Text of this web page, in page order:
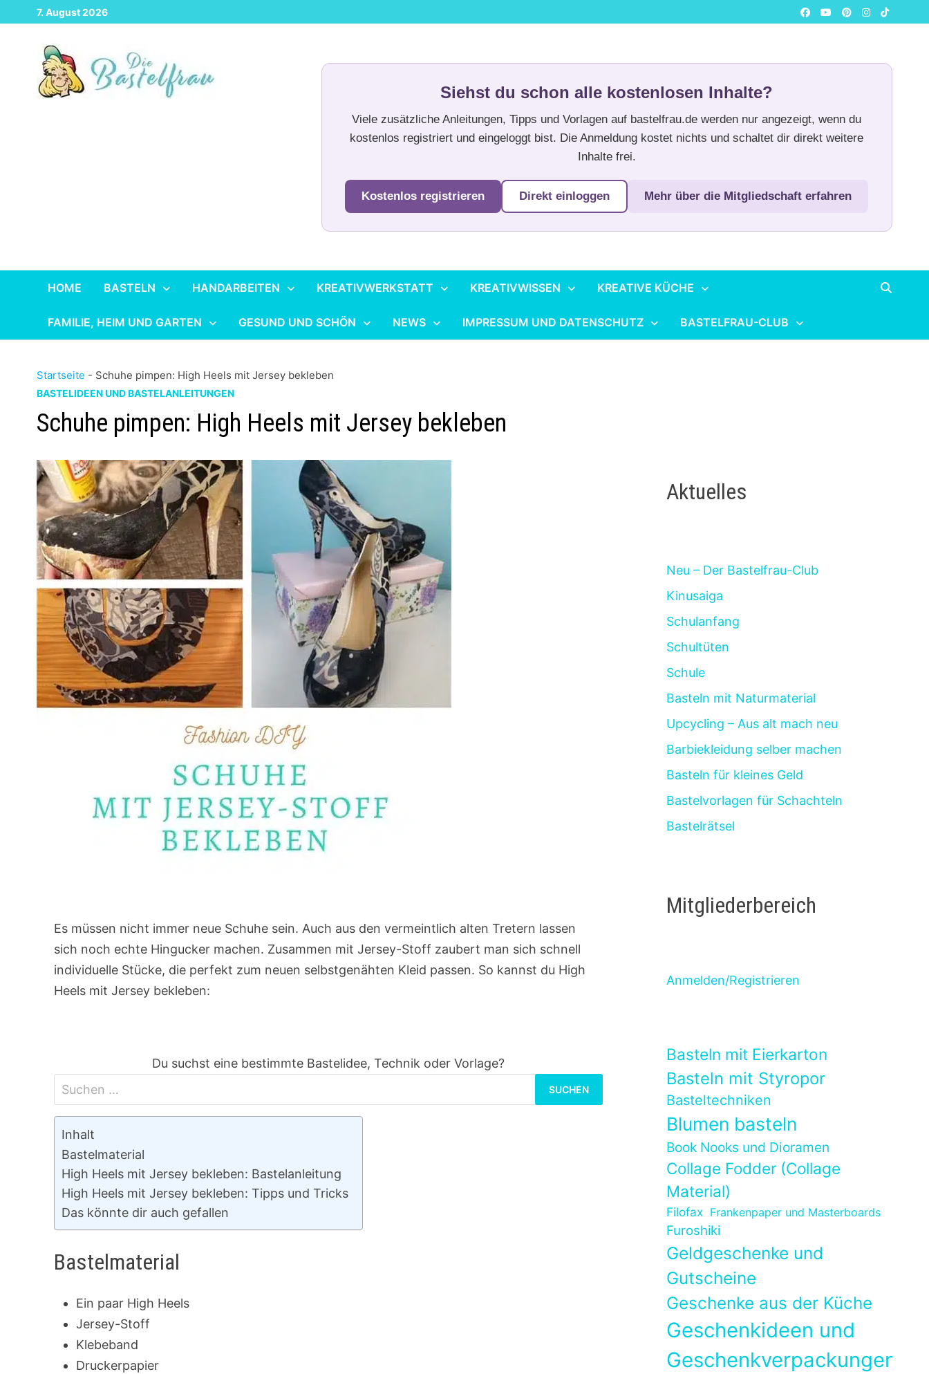
Zurück
zum
7. August 2026
Siehst du schon alle kostenlosen Inhalte?
Viele zusätzliche Anleitungen, Tipps und Vorlagen auf bastelfrau.de werden nur angezeigt, wenn du
kostenlos registriert und eingeloggt bist. Die Anmeldung kostet nichts und schaltet dir direkt weitere
Inhalte frei.
Kostenlos registrieren Direkt einloggen Mehr über die Mitgliedschaft erfahren
HOME BASTELN HANDARBEITEN KREATIVWERKSTATT KREATIVWISSEN KREATIVE KÜCHE
FAMILIE, HEIM UND GARTEN GESUND UND SCHÖN NEWS IMPRESSUM UND DATENSCHUTZ BASTELFRAU-CLUB
Startseite - Schuhe pimpen: High Heels mit Jersey bekleben
BASTELIDEEN UND BASTELANLEITUNGEN
Schuhe pimpen: High Heels mit Jersey bekleben
Es müssen nicht immer neue Schuhe sein. Auch aus den vermeintlich alten Tretern lassen
sich noch echte Hingucker machen. Zusammen mit Jersey-Stoff zaubert man sich schnell
individuelle Stücke, die perfekt zum neuen selbstgenähten Kleid passen. So kannst du High
Heels mit Jersey bekleben:
Du suchst eine bestimmte Bastelidee, Technik oder Vorlage?
nach:
Inhalt
Bastelmaterial
High Heels mit Jersey bekleben: Bastelanleitung
High Heels mit Jersey bekleben: Tipps und Tricks
Das könnte dir auch gefallen
Bastelmaterial
Ein paar High Heels
Jersey-Stoff
Klebeband
Druckerpapier
Aktuelles
Neu – Der Bastelfrau-Club
Kinusaiga
Schulanfang
Schultüten
Schule
Basteln mit Naturmaterial
Upcycling – Aus alt mach neu
Barbiekleidung selber machen
Basteln für kleines Geld
Bastelvorlagen für Schachteln
Bastelrätsel
Mitgliederbereich
Anmelden/Registrieren
Basteln mit Eierkarton
Basteln mit Styropor
Basteltechniken
Blumen basteln
Book Nooks und Dioramen
Collage Fodder (Collage
Material)
Filofax Frankenpaper und Masterboards
Furoshiki
Geldgeschenke und
Gutscheine
Geschenke aus der Küche
Geschenkideen und
Geschenkverpackungen